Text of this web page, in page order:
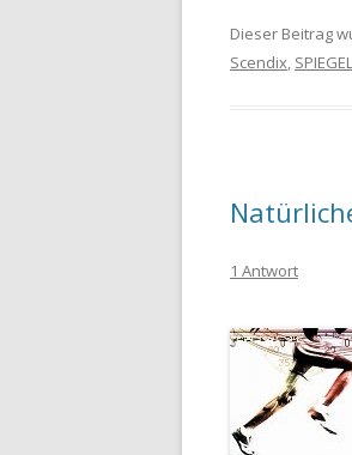
Dieser Beitrag
Scendix, SPIEGEL
1 Antwort